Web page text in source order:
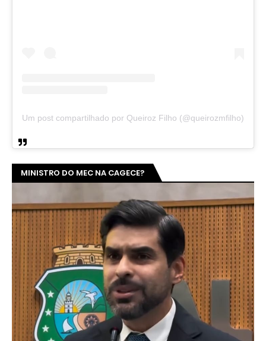
Um post compartilhado por Queiroz Filho (@queirozmfilho)
MINISTRO DO MEC NA CAGECE?